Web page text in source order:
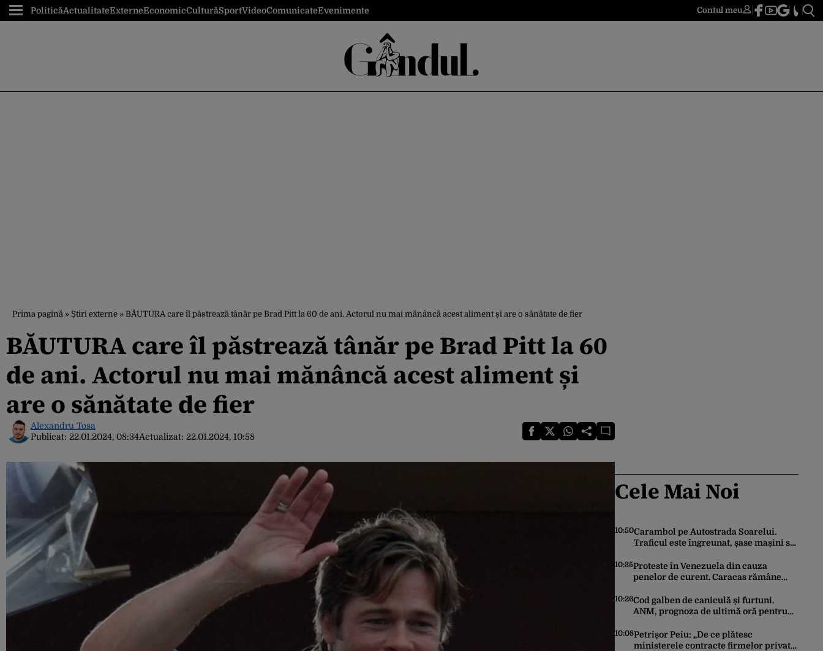
PoliticăActualitateExterneEconomicCulturăSportVideoComunicateEvenimente Contul meu
Prima pagină » Știri externe » BĂUTURA care îl păstrează tânăr pe Brad Pitt la 60 de ani. Actorul nu mai mănâncă acest aliment și are o sănătate de fier
BĂUTURA care îl păstrează tânăr pe Brad Pitt la 60
de ani. Actorul nu mai mănâncă acest aliment și
are o sănătate de fier
Alexandru Tosa
Publicat: 22.01.2024, 08:34Actualizat: 22.01.2024, 10:58
Cele Mai Noi
10:50Carambol pe Autostrada Soarelui.
Traficul este îngreunat, șase mașini s-
10:35Proteste în Venezuela din cauza
penelor de curent. Caracas rămâne
promis modernizarea rețelei
10:26Cod galben de caniculă și furtuni.
ANM, prognoza de ultimă oră pentru
10:08Petrișor Peiu: „De ce plătesc
ministerele contracte firmelor private